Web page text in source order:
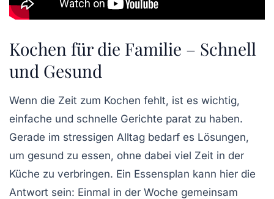
Kochen für die Familie – Schnell
und Gesund
Wenn die Zeit zum Kochen fehlt, ist es wichtig,
einfache und schnelle Gerichte parat zu haben.
Gerade im stressigen Alltag bedarf es Lösungen,
um gesund zu essen, ohne dabei viel Zeit in der
Küche zu verbringen. Ein Essensplan kann hier die
Antwort sein: Einmal in der Woche gemeinsam